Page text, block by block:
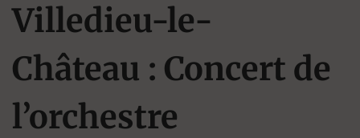
Villedieu-le-
Château : Concert de
l’orchestre